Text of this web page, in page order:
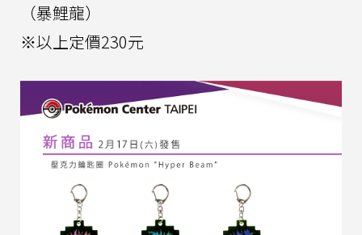
（暴鯉龍）
※以上定價230元